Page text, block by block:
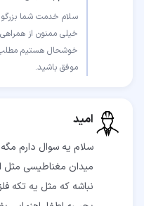
موفق باشید.
امید
سلام یه سوال دارم
میدان مغناطیسی مثل
نباشه که مثل یه تکه